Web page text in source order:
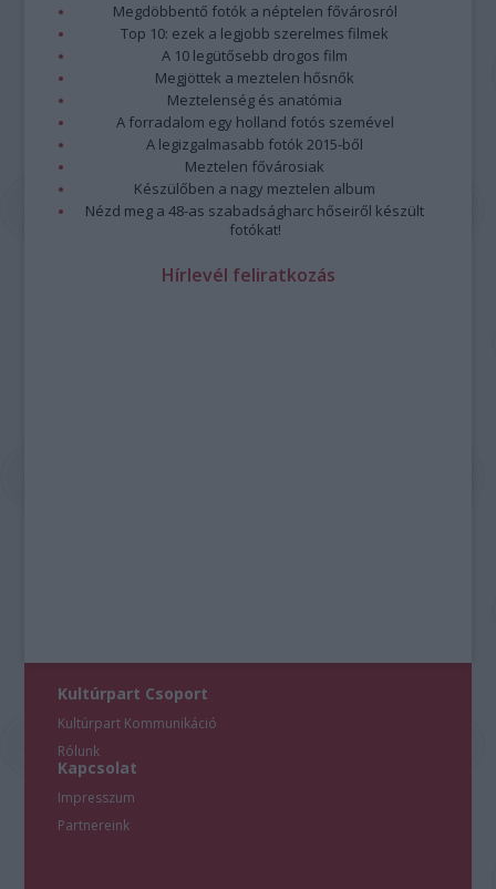
Megdöbbentő fotók a néptelen fővárosról
Top 10: ezek a legjobb szerelmes filmek
A 10 legütősebb drogos film
Megjöttek a meztelen hősnők
Meztelenség és anatómia
A forradalom egy holland fotós szemével
A legizgalmasabb fotók 2015-ből
Meztelen fővárosiak
Készülőben a nagy meztelen album
Nézd meg a 48-as szabadságharc hőseiről készült
fotókat!
Hírlevél feliratkozás
Kultúrpart Csoport
Kultúrpart Kommunikáció
Rólunk
Kapcsolat
Impresszum
Partnereink